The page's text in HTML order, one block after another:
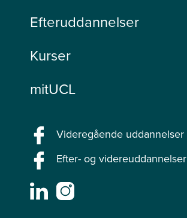
Efteruddannelser
Kurser
mitUCL
Videregående uddannelser
Efter- og videreuddannelser